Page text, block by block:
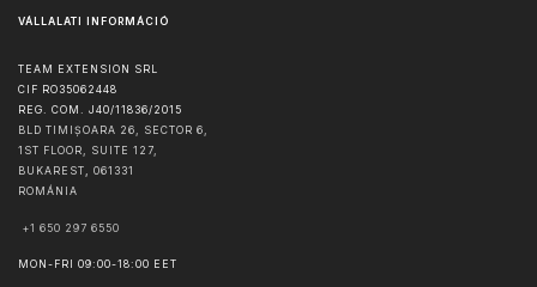
VÁLLALATI INFORMÁCIÓ
TEAM EXTENSION SRL
CIF RO35062448
REG. COM. J40/11836/2015
BLD TIMIȘOARA 26, SECTOR 6,
1ST FLOOR, SUITE 127,
BUKAREST
061331
ROMÁNIA
+1 650 297 6550
MON-FRI 09:00-18:00 EET